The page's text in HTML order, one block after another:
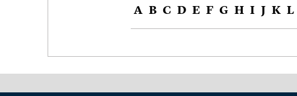
A B C D E F G H I J K L